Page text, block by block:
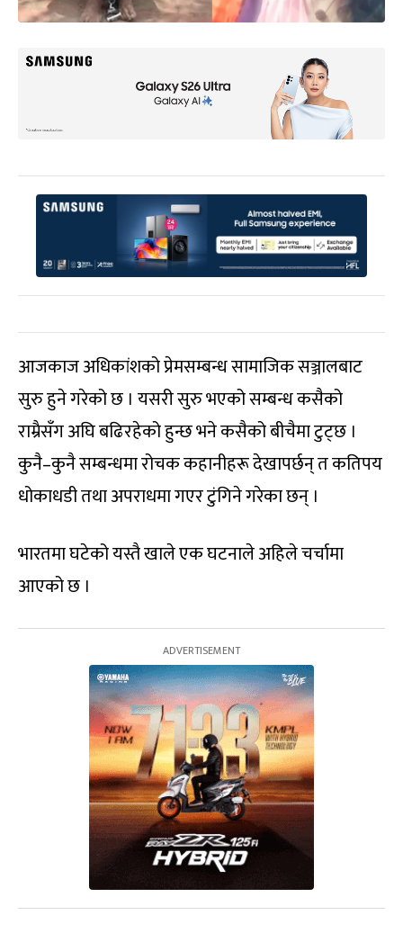
आजकाज अधिकांशको प्रेमसम्बन्ध सामाजिक सञ्जालबाट
सुरु हुने गरेको छ । यसरी सुरु भएको सम्बन्ध कसैको
राम्रैसँग अघि बढिरहेको हुन्छ भने कसैको बीचैमा टुट्छ ।
कुनै–कुनै सम्बन्धमा रोचक कहानीहरू देखापर्छन् त कतिपय
धोकाधडी तथा अपराधमा गएर टुंगिने गरेका छन् ।
भारतमा घटेको यस्तै खाले एक घटनाले अहिले चर्चामा
आएको छ ।